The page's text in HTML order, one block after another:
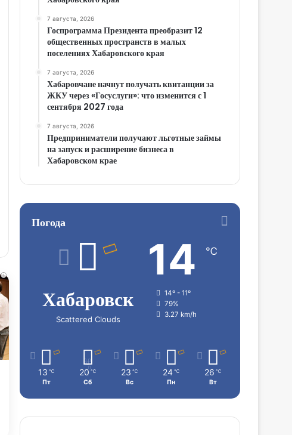
i
7 августа, 2026
Госпрограмма Президента преобразит 12
общественных пространств в малых
поселениях Хабаровского края
7 августа, 2026
Хабаровчане начнут получать квитанции за
ЖКУ через «Госуслуги»: что изменится с 1
сентября 2027 года
7 августа, 2026
Предприниматели получают льготные займы
на запуск и расширение бизнеса в
Хабаровском крае
Погода
Хабаровск
Scattered Clouds
14 ℃
14º - 11º
79%
3.27 km/h
13 ℃
Пт
20 ℃
Сб
23 ℃
Вс
24 ℃
Пн
26 ℃
Вт